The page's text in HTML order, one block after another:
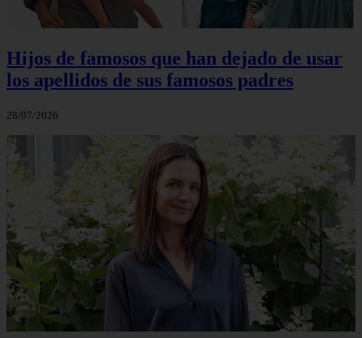
Hijos de famosos que han dejado de usar
los apellidos de sus famosos padres
28/07/2026